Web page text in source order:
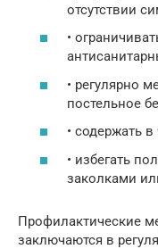
отсутствии
•
• регулярно
постельное
• содержать
• избегать
заколками
Профилактические
заключаются в